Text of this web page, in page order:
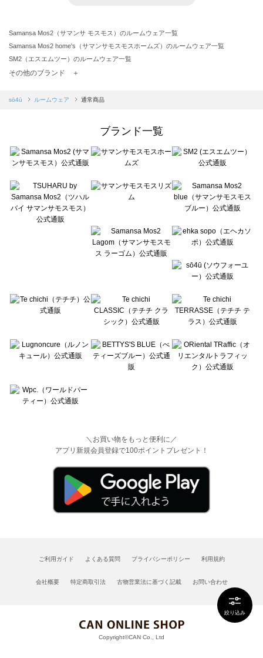
絞り込み
Samansa Mos2（サマンサ モスモス）のルームウェア一覧
Samansa Mos2 home's（サマンサモスモスホームズ）のルームウェア一覧
SM2（エスエムツー）のルームウェア一覧
TSUHARU by Samansa Mos2（ツハルバイサマンサモスモス）のルームウェア一覧
Samansa Mos2 blue（サマンサモスモス ブルー）のルームウェア一覧
sō4ū（ソウフォーユー）のルームウェア一覧
Te chichi（テチチ）のルームウェア一覧
Te chichi CLASSIC（テチチ クラシック）のルームウェア一覧
Lugnoncure（ルノンキュール）のルームウェア一覧
BETTY'S BLUE（べティーズブルー）のルームウェア一覧
Wpc.（ワールドパーティー）のルームウェア一覧
その他のブランド ＋
sō4ū ルームウェア 通常商品
ブランド一覧
＼お買い物をもっと便利に／
アプリ新規会員登録で100ポイントプレゼント！
ご利用ガイド よくある質問 プライバシーポリシー 利用規約
会社概要 特定商取引法 古物営業法に基づく記載 お問い合わせ
Copyright©CAN Co., Ltd